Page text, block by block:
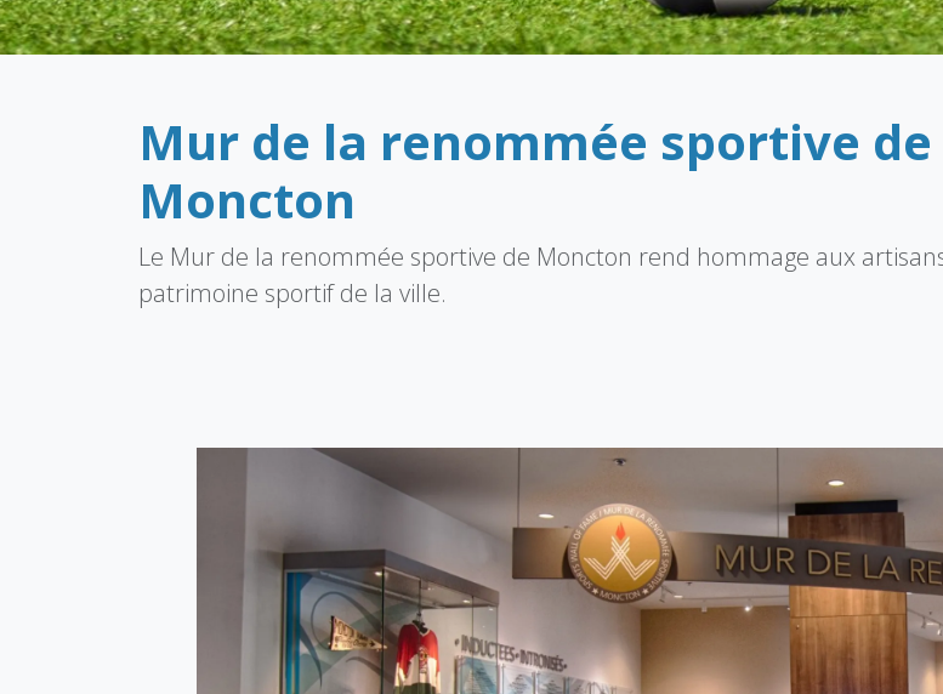
Mur de la renommée sportive de
Moncton
Le Mur de la renommée sportive de Moncton rend hommage aux
patrimoine sportif de la ville.